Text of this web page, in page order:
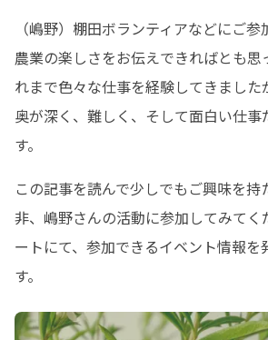
（嶋野）棚田ボランティアなどにご参
農業の楽しさをお伝えできればとも思
れまで色々な仕事を経験してきまし
奥が深く、難しく、そして面白い仕事
す。
この記事を読んで少しでもご興味を
非、嶋野さんの活動に参加してみてく
ートにて、参加できるイベント情報を
す。